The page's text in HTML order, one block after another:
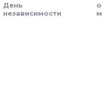
День
независимости